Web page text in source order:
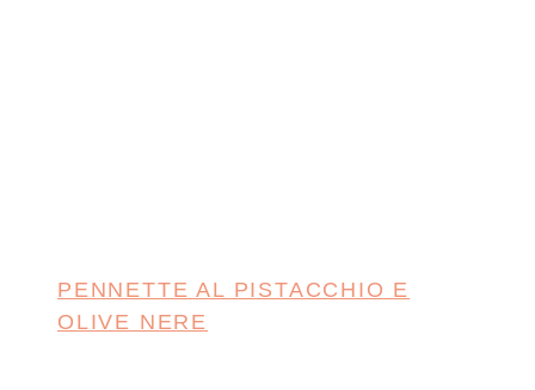
PENNETTE AL PISTACCHIO E
OLIVE NERE